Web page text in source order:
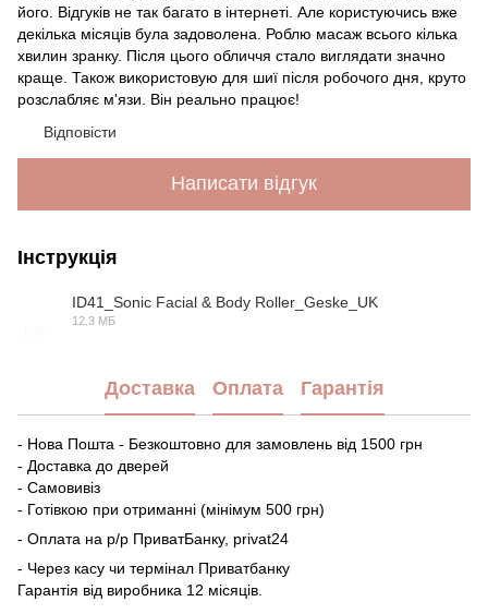
його. Відгуків не так багато в інтернеті. Але користуючись вже
декілька місяців була задоволена. Роблю масаж всього кілька
хвилин зранку. Після цього обличчя стало виглядати значно
краще. Також використовую для шиї після робочого дня, круто
розслабляє м'язи. Він реально працює!
Відповісти
Написати відгук
Інструкція
ID41_Sonic Facial & Body Roller_Geske_UK
12.3 МБ
Доставка Оплата Гарантія
- Нова Пошта - Безкоштовно для замовлень від 1500 грн
- Доставка до дверей
- Самовивіз
- Готівкою при отриманні (мінімум 500 грн)
- Оплата на р/р ПриватБанку, privat24
- Через касу чи термінал Приватбанку
Гарантія від виробника 12 місяців.